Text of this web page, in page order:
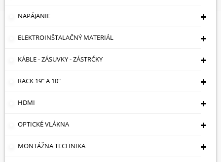
NAPÁJANIE
ELEKTROINŠTALAČNÝ MATERIÁL
KÁBLE - ZÁSUVKY - ZÁSTRČKY
RACK 19" A 10"
HDMI
OPTICKÉ VLÁKNA
MONTÁŽNA TECHNIKA